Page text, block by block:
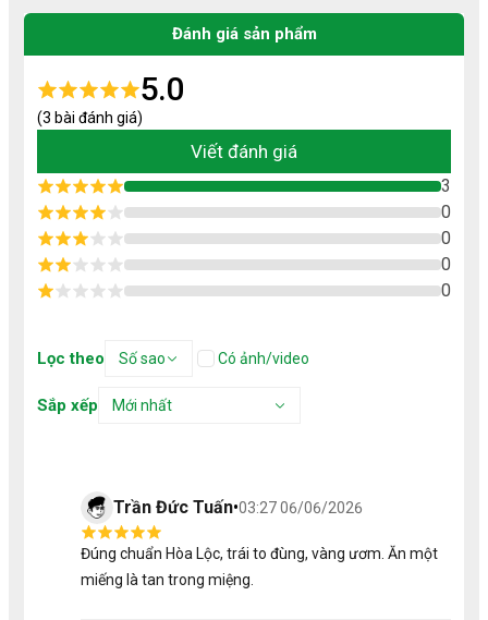
Đánh giá sản phẩm
5.0
(3 bài đánh giá)
Viết đánh giá
3
0
0
0
0
Lọc theo Số sao Có ảnh/video
Sắp xếp Mới nhất
Trần Đức Tuấn•03:27 06/06/2026
Đúng chuẩn Hòa Lộc, trái to đùng, vàng ươm. Ăn một
miếng là tan trong miệng.